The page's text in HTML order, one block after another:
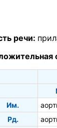
речи:
Им.
Рд.